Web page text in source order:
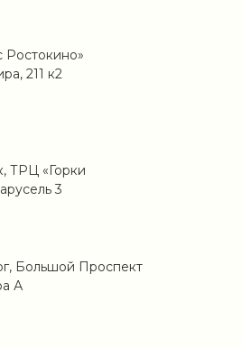
Большой Проспект
А
ТРЦ «Горки
3
Ростокино»
211 к2